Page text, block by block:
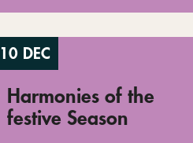
10 DEC
Harmonies of the
festive Season